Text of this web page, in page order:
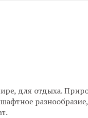
для отдыха.
разнообразие,